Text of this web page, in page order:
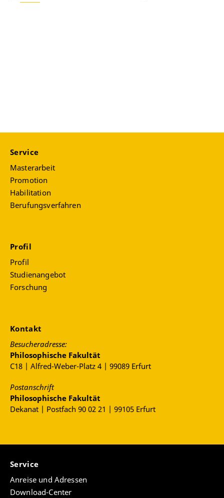
Service
Masterarbeit
Promotion
Habilitation
Berufungsverfahren
Profil
Profil
Studienangebot
Forschung
Kontakt
Besucheradresse:
Philosophische Fakultät
C18 | Alfred-Weber-Platz 4 | 99089 Erfurt
Postanschrift
Philosophische Fakultät
Dekanat | Postfach 90 02 21 | 99105 Erfurt
Service
Anreise und Adressen
Download-Center